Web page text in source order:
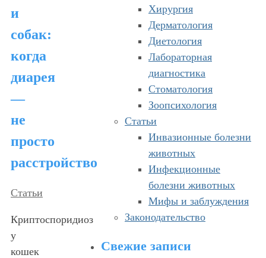
и
собак:
когда
диарея
—
не
просто
расстройство
Статьи
Криптоспоридиоз
у
кошек
Хирургия
Дерматология
Диетология
Лабораторная
диагностика
Стоматология
Зоопсихология
Статьи
Инвазионные болезни
животных
Инфекционные
болезни животных
Мифы и заблуждения
Законодательство
Свежие записи